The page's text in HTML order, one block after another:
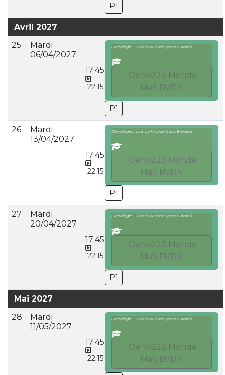
P1
Avril 2027
25
Mardi
06/04/2027
17:45
22:15
Oenologie : Vins du Monde (hors Europe)
Oeno223 Monde
MaS BVDN
P1
26
Mardi
13/04/2027
17:45
22:15
Oenologie : Vins du Monde (hors Europe)
Oeno223 Monde
MaS BVDN
P1
27
Mardi
20/04/2027
17:45
22:15
Oenologie : Vins du Monde (hors Europe)
Oeno223 Monde
MaS BVDN
P1
Mai 2027
28
Mardi
11/05/2027
17:45
22:15
Oenologie : Vins du Monde (hors Europe)
Oeno223 Monde
MaS BVDN